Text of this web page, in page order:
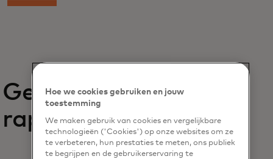
Gerelateerde
rapporten
Hoe we cookies gebruiken en jouw
toestemming
We maken gebruik van cookies en vergelijkbare
technologieën ('Cookies') op onze websites om ze
te verbeteren, hun prestaties te meten, ons publiek
te begrijpen en de gebruikerservaring te